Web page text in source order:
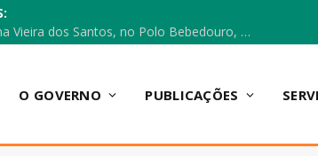
Escola Municipal Vicentina Vieira dos Santos, no Polo Bebedouro, recebeu materiais para a implantação do Cantinho da Leitura e da Sala Multidisciplinar.
O GOVERNO PUBLICAÇÕES